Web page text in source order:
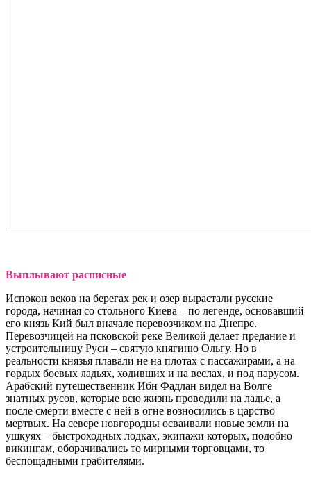
Выплывают расписные
Испокон веков на берегах рек и озер вырастали русские
города, начиная со стольного Киева – по легенде, основавший
его князь Кий был вначале перевозчиком на Днепре.
Перевозчицей на псковской реке Великой делает предание и
устроительницу Руси – святую княгиню Ольгу. Но в
реальности князья плавали не на плотах с пассажирами, а на
гордых боевых ладьях, ходивших и на веслах, и под парусом.
Арабский путешественник Ибн Фадлан видел на Волге
знатных русов, которые всю жизнь проводили на ладье, а
после смерти вместе с ней в огне возносились в царство
мертвых. На севере новгородцы осваивали новые земли на
ушкуях – быстроходных лодках, экипажи которых, подобно
викингам, оборачивались то мирными торговцами, то
беспощадными грабителями.